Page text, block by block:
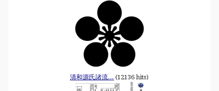
清和源氏諸流... (12136 hits)